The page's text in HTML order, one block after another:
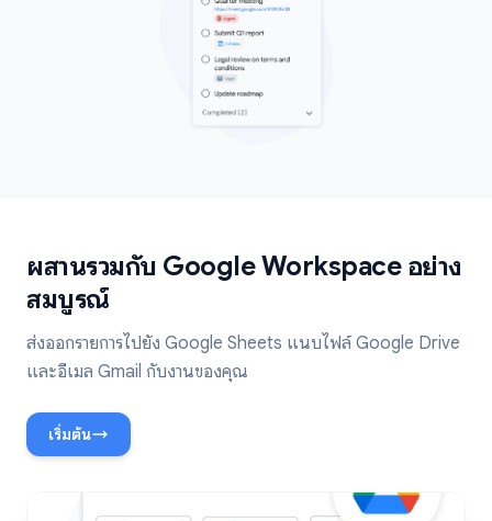
ผสานรวมกับ Google Workspace อย่าง
สมบูรณ์
ส่งออกรายการไปยัง Google Sheets แนบไฟล์ Google Drive
และอีเมล Gmail กับงานของคุณ
เริ่มต้น